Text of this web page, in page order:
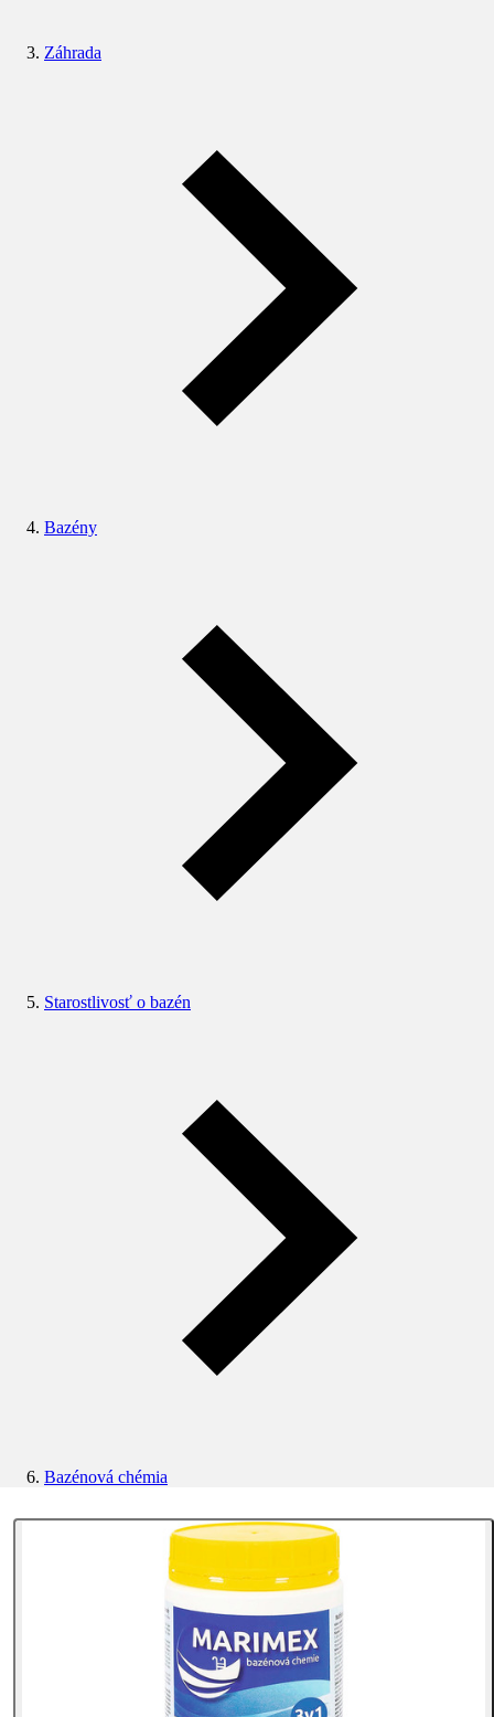
Záhrada
Bazény
Starostlivosť o bazén
Bazénová chémia